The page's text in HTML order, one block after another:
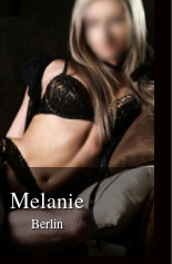
Melanie
Berlin